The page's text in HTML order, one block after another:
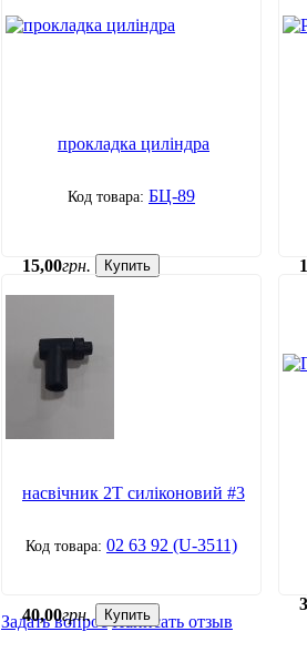
прокладка циліндра
БЦ-89
15,00грн. Купить
насвічник 2Т силіконовий #3
02 63 92 (U-3511)
40,00грн. Купить
Задать вопрос Написать отзыв